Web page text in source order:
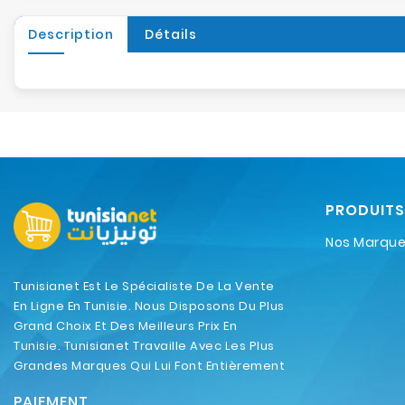
Description Détails
Tunisianet Est Le Spécialiste De La Vente
En Ligne En Tunisie. Nous Disposons Du Plus
Grand Choix Et Des Meilleurs Prix En
Tunisie. Tunisianet Travaille Avec Les Plus
Grandes Marques Qui Lui Font Entièrement
PRODUITS
Nos